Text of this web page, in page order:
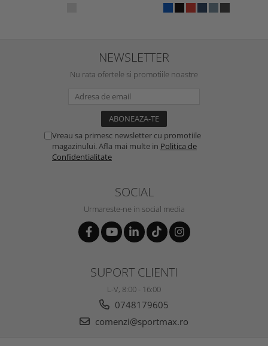
NEWSLETTER
Nu rata ofertele si promotiile noastre
Vreau sa primesc newsletter cu promotiile
magazinului. Afla mai multe in Politica de
Confidentialitate
SOCIAL
Urmareste-ne in social media
SUPORT CLIENTI
L-V, 8:00 - 16:00
0748179605
comenzi@sportmax.ro